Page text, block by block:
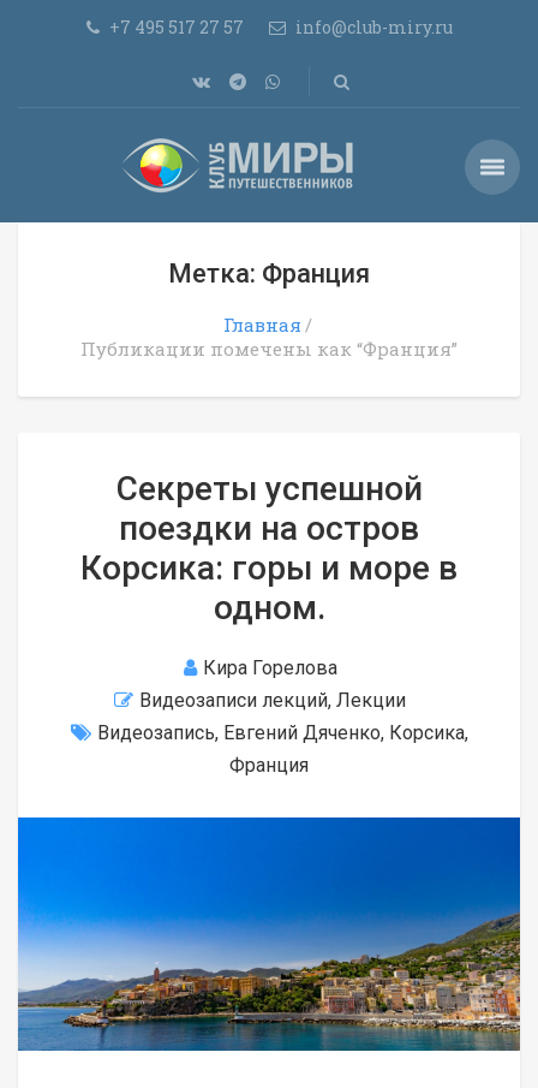
+7 495 517 27 57 info@club-miry.ru
Метка: Франция
Главная
Публикации помечены как “Франция”
Секреты успешной
поездки на остров
Корсика: горы и море в
одном.
Кира Горелова
Видеозаписи лекций, Лекции
Видеозапись, Евгений Дяченко, Корсика,
Франция